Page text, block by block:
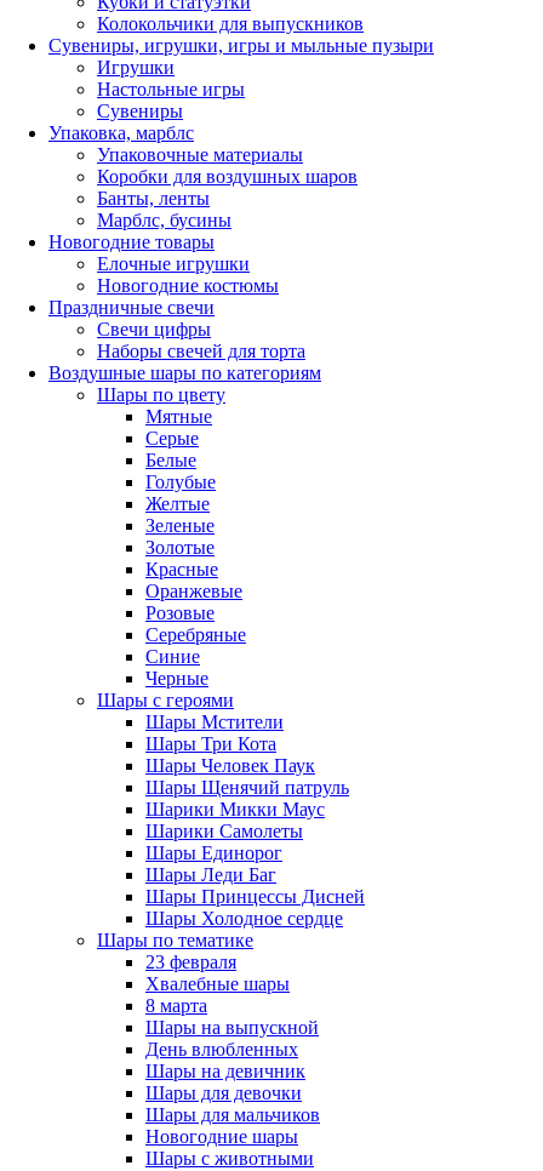
Колокольчики для выпускников
Сувениры, игрушки, игры и мыльные пузыри
Игрушки
Настольные игры
Сувениры
Упаковка, марблс
Упаковочные материалы
Коробки для воздушных шаров
Банты, ленты
Марблс, бусины
Новогодние товары
Елочные игрушки
Новогодние костюмы
Праздничные свечи
Свечи цифры
Наборы свечей для торта
Воздушные шары по категориям
Шары по цвету
Мятные
Серые
Белые
Голубые
Желтые
Зеленые
Золотые
Красные
Оранжевые
Розовые
Серебряные
Синие
Черные
Шары с героями
Шары Мстители
Шары Три Кота
Шары Человек Паук
Шары Щенячий патруль
Шарики Микки Маус
Шарики Самолеты
Шары Единорог
Шары Леди Баг
Шары Принцессы Дисней
Шары Холодное сердце
Шары по тематике
23 февраля
Хвалебные шары
8 марта
Шары на выпускной
День влюбленных
Шары на девичник
Шары для девочки
Шары для мальчиков
Новогодние шары
Шары с животными